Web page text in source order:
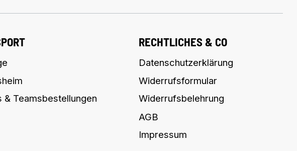
& Teamsbestellungen
RECHTLICHES & CO
Datenschutzerklärung
Widerrufsformular
Widerrufsbelehrung
AGB
Impressum